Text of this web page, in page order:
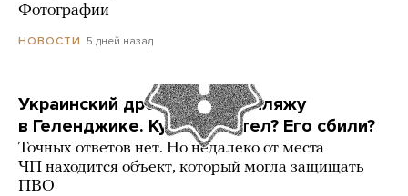
Фотографии
НОВОСТИ 5 дней назад
Украинский дрон попал по пляжу
в Геленджике. Куда он летел? Его сбили?
Точных ответов нет. Но недалеко от места
ЧП находится объект, который могла защищать
ПВО